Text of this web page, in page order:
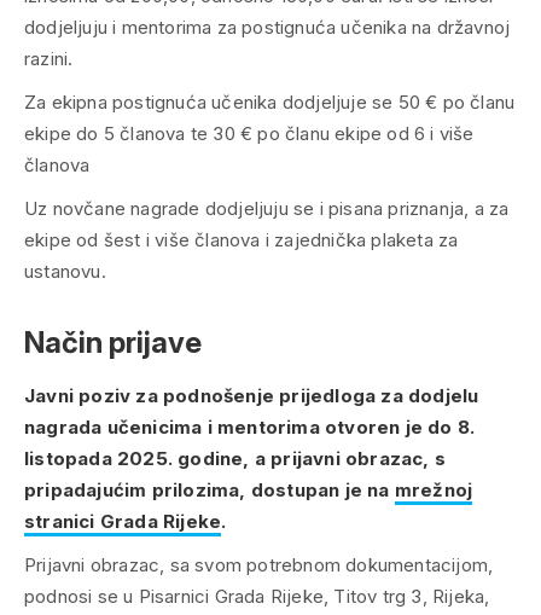
dodjeljuju i mentorima za postignuća učenika na državnoj
razini.
Za ekipna postignuća učenika dodjeljuje se 50 € po članu
ekipe do 5 članova te 30 € po članu ekipe od 6 i više
članova
Uz novčane nagrade dodjeljuju se i pisana priznanja, a za
ekipe od šest i više članova i zajednička plaketa za
ustanovu.
Način prijave
Javni poziv za podnošenje prijedloga za dodjelu
nagrada učenicima i mentorima otvoren je do 8.
listopada 2025. godine, a prijavni obrazac, s
pripadajućim prilozima, dostupan je na mrežnoj
stranici Grada Rijeke.
Prijavni obrazac, sa svom potrebnom dokumentacijom,
podnosi se u Pisarnici Grada Rijeke, Titov trg 3, Rijeka,